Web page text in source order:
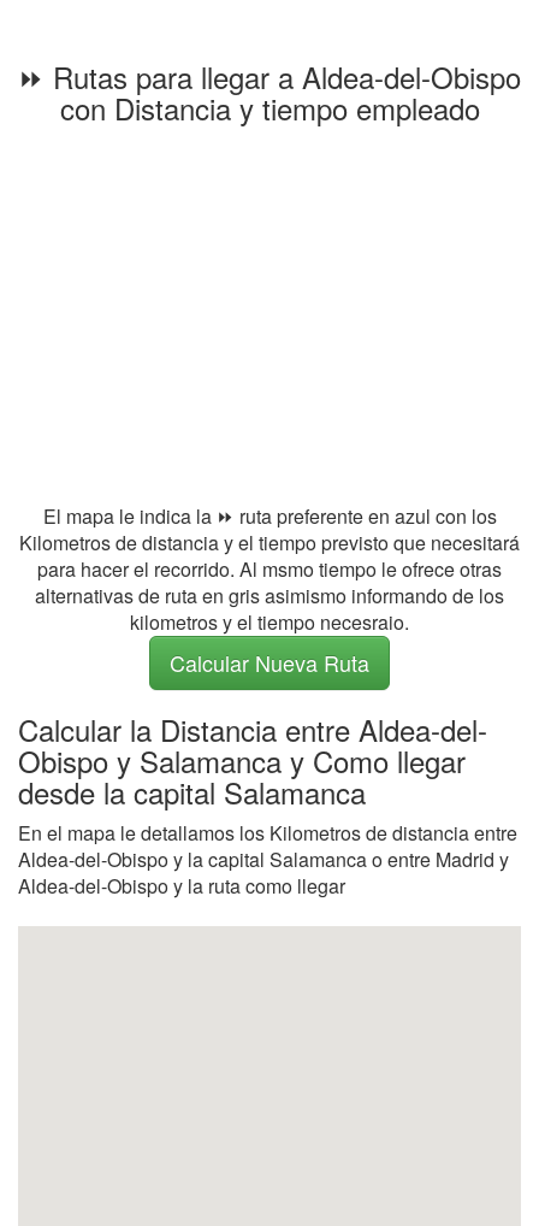
⏩ Rutas para llegar a Aldea-del-Obispo
con Distancia y tiempo empleado
El mapa le indica la ⏩ ruta preferente en azul con los
Kilometros de distancia y el tiempo previsto que necesitará
para hacer el recorrido. Al msmo tiempo le ofrece otras
alternativas de ruta en gris asimismo informando de los
kilometros y el tiempo necesraio.
Calcular Nueva Ruta
Calcular la Distancia entre Aldea-del-
Obispo y Salamanca y Como llegar
desde la capital Salamanca
En el mapa le detallamos los Kilometros de distancia entre
Aldea-del-Obispo y la capital Salamanca o entre Madrid y
Aldea-del-Obispo y la ruta como llegar